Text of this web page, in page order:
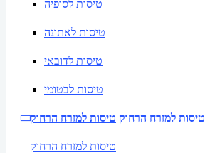
טיסות לסופיה
טיסות לאתונה
טיסות לדובאי
טיסות לבטומי
טיסות למזרח הרחוק טיסות למזרח הרחוק
טיסות למזרח הרחוק